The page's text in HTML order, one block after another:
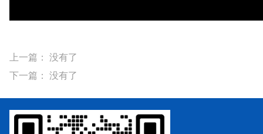
上一篇： 没有了
下一篇： 没有了